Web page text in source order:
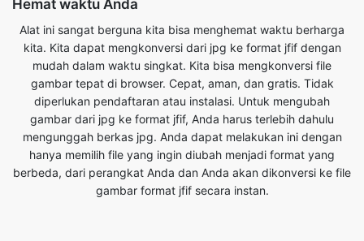
gambar tepat di browser. Cepat, aman, dan gratis. Tidak
diperlukan pendaftaran atau instalasi. Untuk mengubah
gambar dari jpg ke format jfif, Anda harus terlebih dahulu
mengunggah berkas jpg. Anda dapat melakukan ini dengan
hanya memilih file yang ingin diubah menjadi format yang
berbeda, dari perangkat Anda dan Anda akan dikonversi ke file
gambar format jfif secara instan.